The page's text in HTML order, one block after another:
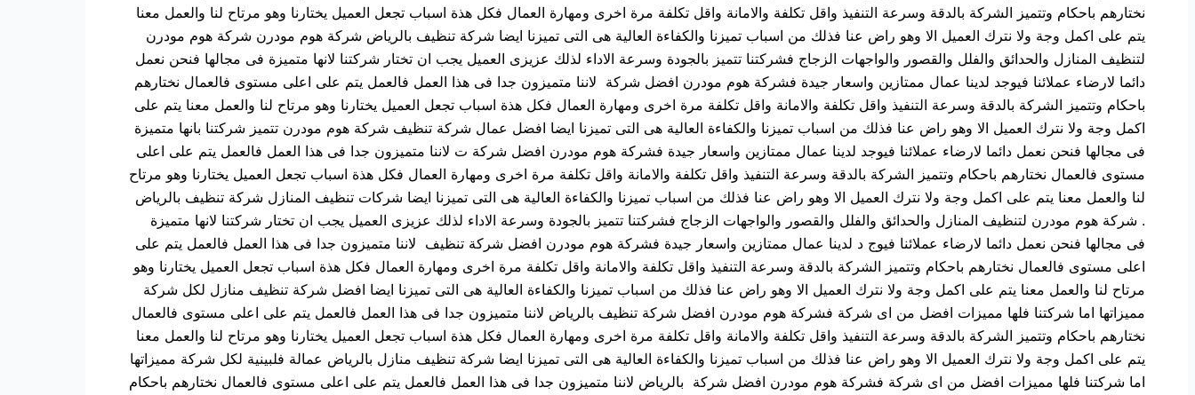
نختارهم باحكام وتتميز الشركة بالدقة وسرعة التنفيذ واقل تكلفة والامانة واقل تكلفة مرة اخرى ومهارة العمال فكل هذة اسباب تجعل العميل يختارنا وهو مرتاح لنا والعمل معنا
يتم على اكمل وجة ولا نترك العميل الا وهو راض عنا فذلك من اسباب تميزنا والكفاءة العالية هى التى تميزنا ايضا شركة تنظيف بالرياض شركة هوم مودرن شركة هوم مودرن
لتنظيف المنازل والحدائق والفلل والقصور والواجهات الزجاج فشركتنا تتميز بالجودة وسرعة الاداء لذلك عزيزى العميل يجب ان تختار شركتنا لانها متميزة فى مجالها فنحن نعمل
دائما لارضاء عملائنا فيوجد لدينا عمال ممتازين واسعار جيدة فشركة هوم مودرن افضل شركة لاننا متميزون جدا فى هذا العمل فالعمل يتم على اعلى مستوى فالعمال نختارهم
باحكام وتتميز الشركة بالدقة وسرعة التنفيذ واقل تكلفة والامانة واقل تكلفة مرة اخرى ومهارة العمال فكل هذة اسباب تجعل العميل يختارنا وهو مرتاح لنا والعمل معنا يتم على
اكمل وجة ولا نترك العميل الا وهو راض عنا فذلك من اسباب تميزنا والكفاءة العالية هى التى تميزنا ايضا افضل عمال شركة تنظيف شركة هوم مودرن تتميز شركتنا بانها متميزة
فى مجالها فنحن نعمل دائما لارضاء عملائنا فيوجد لدينا عمال ممتازين واسعار جيدة فشركة هوم مودرن افضل شركة ت لاننا متميزون جدا فى هذا العمل فالعمل يتم على اعلى
مستوى فالعمال نختارهم باحكام وتتميز الشركة بالدقة وسرعة التنفيذ واقل تكلفة والامانة واقل تكلفة مرة اخرى ومهارة العمال فكل هذة اسباب تجعل العميل يختارنا وهو مرتاح
لنا والعمل معنا يتم على اكمل وجة ولا نترك العميل الا وهو راض عنا فذلك من اسباب تميزنا والكفاءة العالية هى التى تميزنا ايضا شركات تنظيف المنازل شركة تنظيف بالرياض
. شركة هوم مودرن لتنظيف المنازل والحدائق والفلل والقصور والواجهات الزجاج فشركتنا تتميز بالجودة وسرعة الاداء لذلك عزيزى العميل يجب ان تختار شركتنا لانها متميزة
فى مجالها فنحن نعمل دائما لارضاء عملائنا فيوج د لدينا عمال ممتازين واسعار جيدة فشركة هوم مودرن افضل شركة تنظيف لاننا متميزون جدا فى هذا العمل فالعمل يتم على
اعلى مستوى فالعمال نختارهم باحكام وتتميز الشركة بالدقة وسرعة التنفيذ واقل تكلفة والامانة واقل تكلفة مرة اخرى ومهارة العمال فكل هذة اسباب تجعل العميل يختارنا وهو
مرتاح لنا والعمل معنا يتم على اكمل وجة ولا نترك العميل الا وهو راض عنا فذلك من اسباب تميزنا والكفاءة العالية هى التى تميزنا ايضا افضل شركة تنظيف منازل لكل شركة
مميزاتها اما شركتنا فلها مميزات افضل من اى شركة فشركة هوم مودرن افضل شركة تنظيف بالرياض لاننا متميزون جدا فى هذا العمل فالعمل يتم على اعلى مستوى فالعمال
نختارهم باحكام وتتميز الشركة بالدقة وسرعة التنفيذ واقل تكلفة والامانة واقل تكلفة مرة اخرى ومهارة العمال فكل هذة اسباب تجعل العميل يختارنا وهو مرتاح لنا والعمل معنا
يتم على اكمل وجة ولا نترك العميل الا وهو راض عنا فذلك من اسباب تميزنا والكفاءة العالية هى التى تميزنا ايضا شركة تنظيف منازل بالرياض عمالة فلبينية لكل شركة مميزاتها
اما شركتنا فلها مميزات افضل من اى شركة فشركة هوم مودرن افضل شركة بالرياض لاننا متميزون جدا فى هذا العمل فالعمل يتم على اعلى مستوى فالعمال نختارهم باحكام